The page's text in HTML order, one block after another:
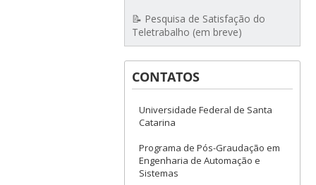
📝 Pesquisa de Satisfação do
Teletrabalho (em breve)
CONTATOS
Universidade Federal de Santa
Catarina
Programa de Pós-Graudação em
Engenharia de Automação e
Sistemas